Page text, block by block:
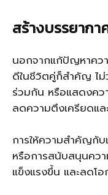
สร้างบรรยาก
นอกจากแก้ปัญหาคว
ดีในชีวิตคู่ก็สำคัญ ไม่
ร่วมกัน หรือแสดงคว
ลดความตึงเครียดแล
การให้ความสำคัญกับ
หรือการสนับสนุนคว
แข็งแรงขึ้น และลดโอ